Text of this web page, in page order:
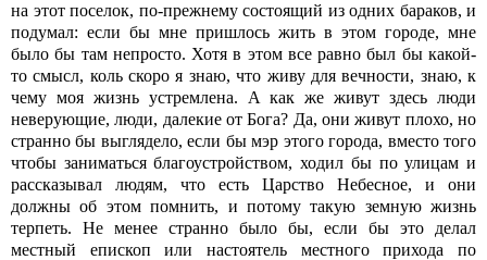
на этот поселок, по-прежнему состоящий из одних бараков, и
подумал: если бы мне пришлось жить в этом городе, мне
было бы там непросто. Хотя в этом все равно был бы какой-
то смысл, коль скоро я знаю, что живу для вечности, знаю, к
чему моя жизнь устремлена. А как же живут здесь люди
неверующие, люди, далекие от Бога? Да, они живут плохо, но
странно бы выглядело, если бы мэр этого города, вместо того
чтобы заниматься благоустройством, ходил бы по улицам и
рассказывал людям, что есть Царство Небесное, и они
должны об этом помнить, и потому такую земную жизнь
терпеть. Не менее странно было бы, если бы это делал
местный епископ или настоятель местного прихода по